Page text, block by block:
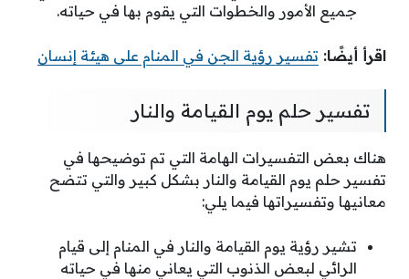
جميع الأمور والخطوات التي يقوم بها في حياته.
اقرأ أيضًا: تفسير رؤية الجن في المنام على هيئة إنسان
تفسير حلم يوم القيامة والنار
هناك بعض التفسيرات الهامة التي تم توضيحها في
تفسير حلم يوم القيامة والنار بشكل كبير والتي تتضح
معانيها وتفسيراتها فيما يلي:
تشير رؤية يوم القيامة والنار في المنام إلى قيام
الرائي لبعض الذنوب التي يعاني منها في حياته